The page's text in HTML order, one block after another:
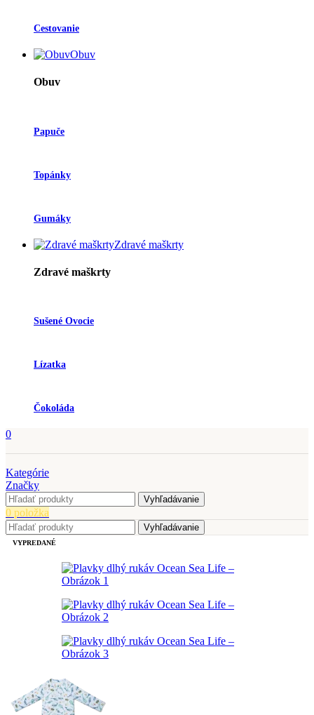
Cestovanie
Obuv
Obuv
Papuče
Topánky
Gumáky
Zdravé maškrty
Zdravé maškrty
Sušené Ovocie
Lízatka
Čokoláda
0
Kategórie
Značky
Vyhľadávanie
0 položka
Vyhľadávanie
VYPREDANÉ